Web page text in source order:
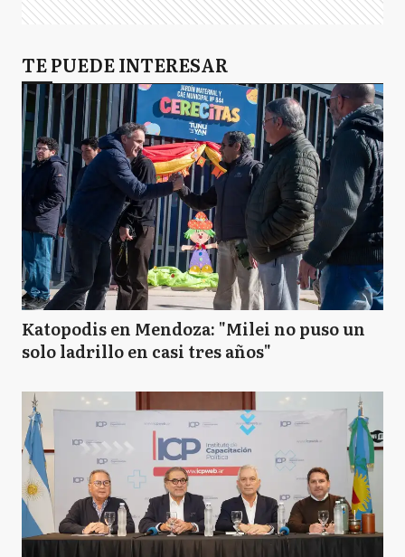
TE PUEDE INTERESAR
Katopodis en Mendoza: "Milei no puso un
solo ladrillo en casi tres años"